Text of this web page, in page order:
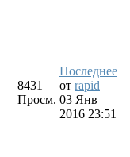
8431
Просм.
Последнее
от rapid
03 Янв
2016 23:51